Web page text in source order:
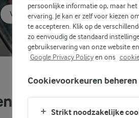
Zoek
VIS LICHT SOEP
persoonlijke informatie op, maar het
ervaring. Je kan er zelf voor kiezen
te accepteren. Klik op de
zo eenvoudig de standaard
gebruikservaring van onze website
Google Privacy Policyen ons
Cookievoorkeuren beheren
Strikt noodzakelijke